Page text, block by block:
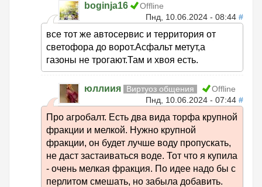
boginja16
Offline
Пнд, 10.06.2024 - 08:44 #
все тот же автосервис и территория от
светофора до ворот.Асфальт метут,а
газоны не трогают.Там и хвоя есть.
юллиия Виртуоз общения
Offline
Пнд, 10.06.2024 - 07:44 #
Про агробалт. Есть два вида торфа крупной
фракции и мелкой. Нужно крупной
фракции, он будет лучше воду пропускать,
не даст застаиваться воде. Тот что я купила
- очень мелкая фракция. По идее надо бы с
перлитом смешать, но забыла добавить.